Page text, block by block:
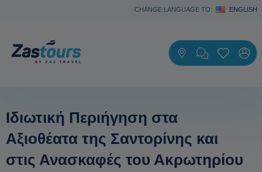
CHANGE LANGUAGE TO: ENGLISH
Ιδιωτική Περιήγηση στα
Αξιοθέατα της Σαντορίνης και
στις Ανασκαφές του Ακρωτηρίου